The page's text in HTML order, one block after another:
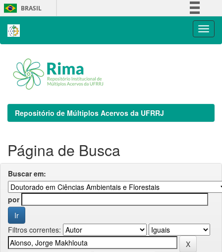
Skip
navigation
BRASIL
Repositório de Múltiplos Acervos da UFRRJ
Página de Busca
Buscar em:
por
Filtros correntes: